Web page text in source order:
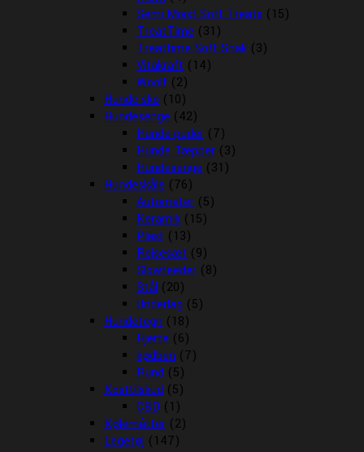
Semi Moist Soft Treats (15)
TreatTime (31)
Treattime Soft Snak (3)
Vitakraft (14)
Woolf (2)
Hunde sko (10)
Hundesenge (42)
Hunde puder (7)
Hunde Tæpper (3)
Hundesenge (31)
Hundeskåle (76)
Automater (5)
Keramik (15)
Plast (13)
Rejsesæt (9)
Slowfeeder (8)
Stål (20)
Underlag (5)
Hundetegn (18)
Hjerte (6)
kødben (7)
Rund (5)
Kosttilskud (5)
CBD (1)
Kølemåtter (2)
Legetøj (147)